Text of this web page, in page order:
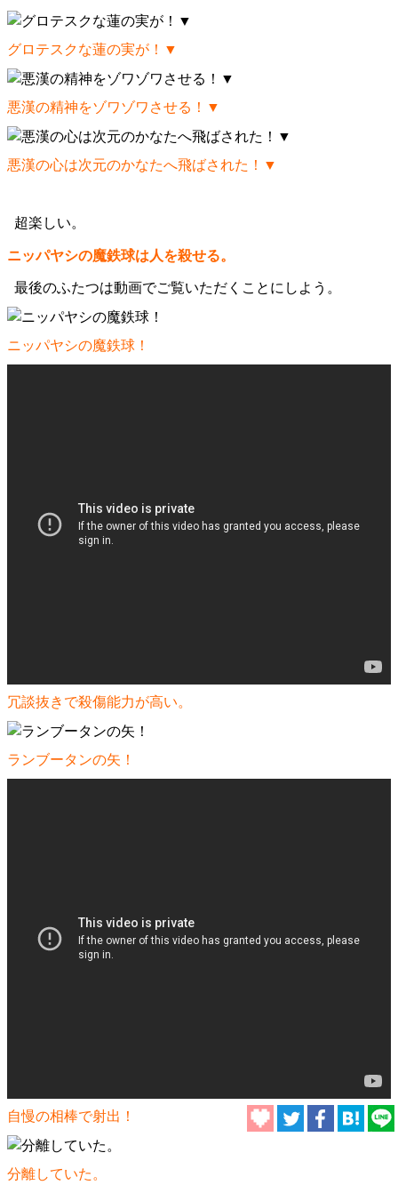
グロテスクな蓮の実が！▼
悪漢の精神をゾワゾワさせる！▼
悪漢の心は次元のかなたへ飛ばされた！▼
超楽しい。
ニッパヤシの魔鉄球は人を殺せる。
最後のふたつは動画でご覧いただくことにしよう。
ニッパヤシの魔鉄球！
冗談抜きで殺傷能力が高い。
ランブータンの矢！
自慢の相棒で射出！
分離していた。